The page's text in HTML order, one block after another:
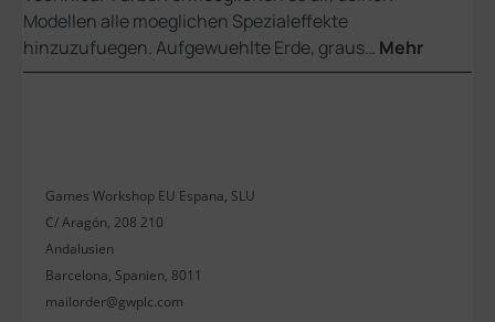
Modellen alle moeglichen Spezialeffekte
hinzuzufuegen. Aufgewuehlte Erde, graus… Mehr
Games Workshop EU Espana, SLU
C/ Aragón, 208 210
Andalusien
Barcelona, Spanien, 8011
mailorder@gwplc.com